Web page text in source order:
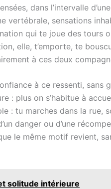
dans l’intervalle
vertébrale, sensations
qui te joue des tours
elle, t’emporte, te
à ces deux
à ce ressenti, sans
: plus on s’habitue à
: tu marches dans la rue,
danger ou d’une
le même motif revient,
solitude intérieure